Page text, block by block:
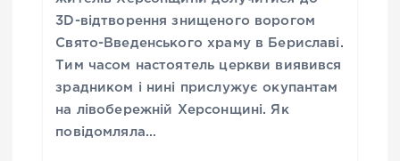
3D-відтворення знищеного ворогом
Свято-Введенського храму в Бериславі.
Тим часом настоятель церкви виявився
зрадником і нині прислужує окупантам
на лівобережній Херсонщині. Як
повідомляла…